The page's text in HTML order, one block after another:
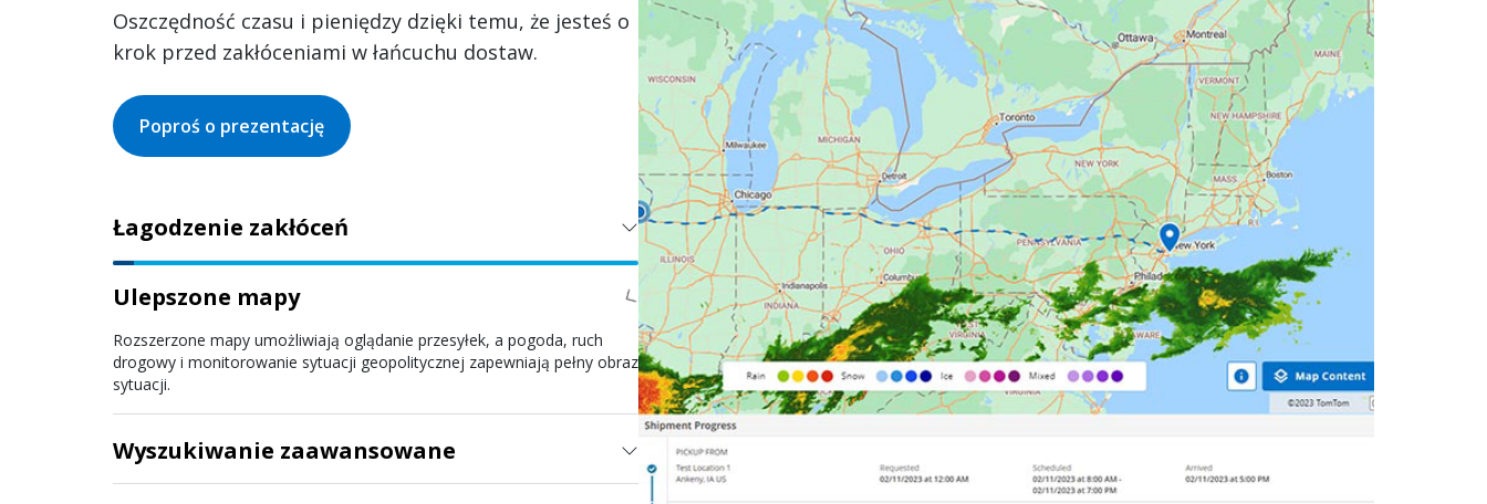
Oszczędność czasu i pieniędzy dzięki temu, że jesteś o
krok przed zakłóceniami w łańcuchu dostaw.
Poproś o prezentację
Łagodzenie zakłóceń
Ulepszone mapy
Rozszerzone mapy umożliwiają oglądanie przesyłek, a pogoda, ruch
drogowy i monitorowanie sytuacji geopolitycznej zapewniają pełny obraz
sytuacji.
Wyszukiwanie zaawansowane